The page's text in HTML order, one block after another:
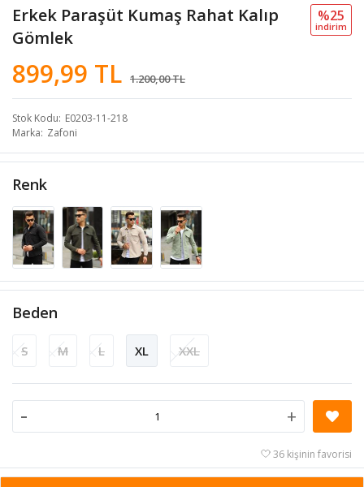
Erkek Paraşüt Kumaş Rahat Kalıp
Gömlek
899,99 TL 1.200,00 TL
%25
i̇ndi̇ri̇m
Stok Kodu E0203-11-218
Marka Zafoni
Renk
Beden
S M L XL XXL
- +
36 kişinin favorisi